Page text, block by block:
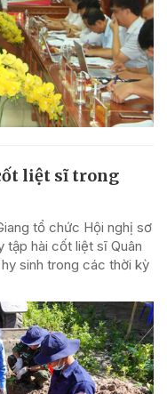
liệt sĩ trong
tổ chức Hội nghị sơ
tập hài cốt liệt sĩ Quân
sinh trong các thời kỳ